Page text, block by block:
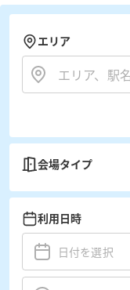
エリア
会場タイプ
利用日時